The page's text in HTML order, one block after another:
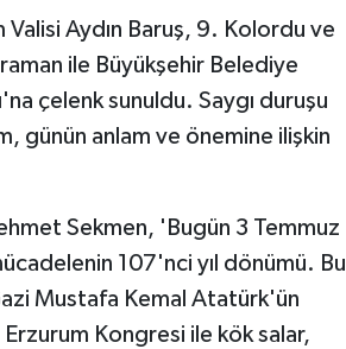
Aydın Baruş, 9. Kolordu ve
ile Büyükşehir Belediye
çelenk sunuldu. Saygı duruşu
günün anlam ve önemine ilişkin
Sekmen, 'Bugün 3 Temmuz
107'nci yıl dönümü. Bu
Mustafa Kemal Atatürk'ün
Kongresi ile kök salar,